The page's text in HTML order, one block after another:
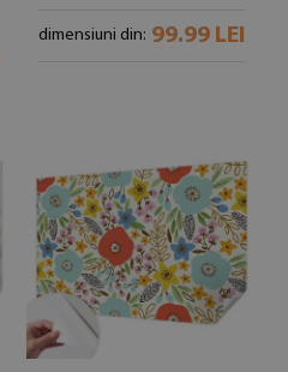
dimensiuni din: 99.99 LEI